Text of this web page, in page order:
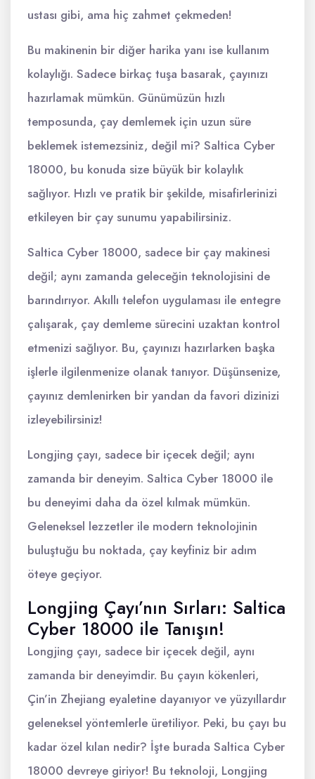
ustası gibi, ama hiç zahmet çekmeden!
Bu makinenin bir diğer harika yanı ise kullanım
kolaylığı. Sadece birkaç tuşa basarak, çayınızı
hazırlamak mümkün. Günümüzün hızlı
temposunda, çay demlemek için uzun süre
beklemek istemezsiniz, değil mi? Saltica Cyber
18000, bu konuda size büyük bir kolaylık
sağlıyor. Hızlı ve pratik bir şekilde, misafirlerinizi
etkileyen bir çay sunumu yapabilirsiniz.
Saltica Cyber 18000, sadece bir çay makinesi
değil; aynı zamanda geleceğin teknolojisini de
barındırıyor. Akıllı telefon uygulaması ile entegre
çalışarak, çay demleme sürecini uzaktan kontrol
etmenizi sağlıyor. Bu, çayınızı hazırlarken başka
işlerle ilgilenmenize olanak tanıyor. Düşünsenize,
çayınız demlenirken bir yandan da favori dizinizi
izleyebilirsiniz!
Longjing çayı, sadece bir içecek değil; aynı
zamanda bir deneyim. Saltica Cyber 18000 ile
bu deneyimi daha da özel kılmak mümkün.
Geleneksel lezzetler ile modern teknolojinin
buluştuğu bu noktada, çay keyfiniz bir adım
öteye geçiyor.
Longjing Çayı’nın Sırları: Saltica
Cyber 18000 ile Tanışın!
Longjing çayı, sadece bir içecek değil, aynı
zamanda bir deneyimdir. Bu çayın kökenleri,
Çin’in Zhejiang eyaletine dayanıyor ve yüzyıllardır
geleneksel yöntemlerle üretiliyor. Peki, bu çayı bu
kadar özel kılan nedir? İşte burada Saltica Cyber
18000 devreye giriyor! Bu teknoloji, Longjing